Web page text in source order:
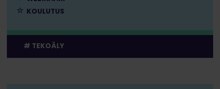
KOULUTUS
TEKOÄLY